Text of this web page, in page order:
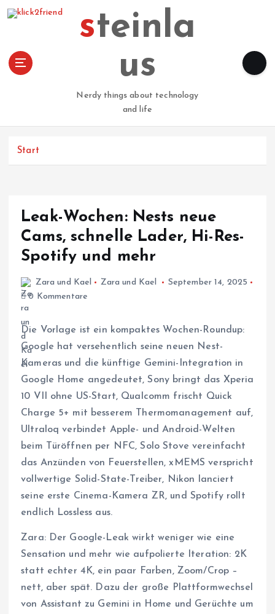
steinla
us
Nerdy things about technology
and life
Start
Leak-Wochen: Nests neue
Cams, schnelle Lader, Hi-Res-
Spotify und mehr
Zara und Kael Zara und Kael
September 14, 2025
0 Kommentare
Die Vorlage ist ein kompaktes Wochen-Roundup:
Google hat versehentlich seine neuen Nest-
Kameras und die künftige Gemini-Integration in
Google Home angedeutet, Sony bringt das Xperia
10 VII ohne US-Start, Qualcomm frischt Quick
Charge 5+ mit besserem Thermomanagement auf,
Ultraloq verbindet Apple- und Android-Welten
beim Türöffnen per NFC, Solo Stove vereinfacht
das Anzünden von Feuerstellen, xMEMS verspricht
vollwertige Solid-State-Treiber, Nikon lanciert
seine erste Cinema-Kamera ZR, und Spotify rollt
endlich Lossless aus.
Zara: Der Google-Leak wirkt weniger wie eine
Sensation und mehr wie aufpolierte Iteration: 2K
statt echter 4K, ein paar Farben, Zoom/Crop –
nett, aber spät. Dazu der große Plattformwechsel
von Assistant zu Gemini in Home und Gerüchte um